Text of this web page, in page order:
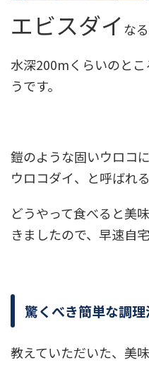
エビスダイな
水深200mくらいのと
うです。
鎧のような固いウロコ
ウロコダイ、と呼ばれ
どうやって食べると美
きましたので、早速自
驚くべき簡単な調理
教えていただいた、美